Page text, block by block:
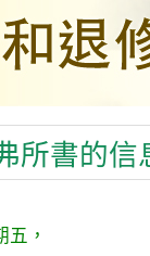
所書的信
，